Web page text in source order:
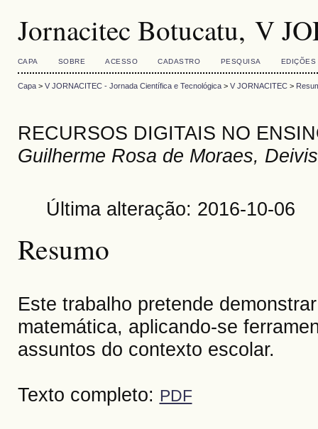
Jornacitec Botucatu, V
CAPA SOBRE ACESSO CADASTRO PESQUISA EDIÇÕES
Capa> V JORNACITEC - Jornada Científica e Tecnológica> V JORNACITEC>
RECURSOS DIGITAIS NO
Guilherme Rosa de Moraes,
Última alteração: 2016-10-06
Resumo
Este trabalho pretende
matemática, aplicando-se
assuntos do contexto escolar.
Texto completo: PDF